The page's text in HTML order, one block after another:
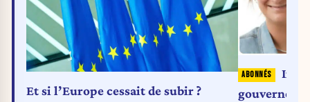
Et si l’Europe cessait de subir ?